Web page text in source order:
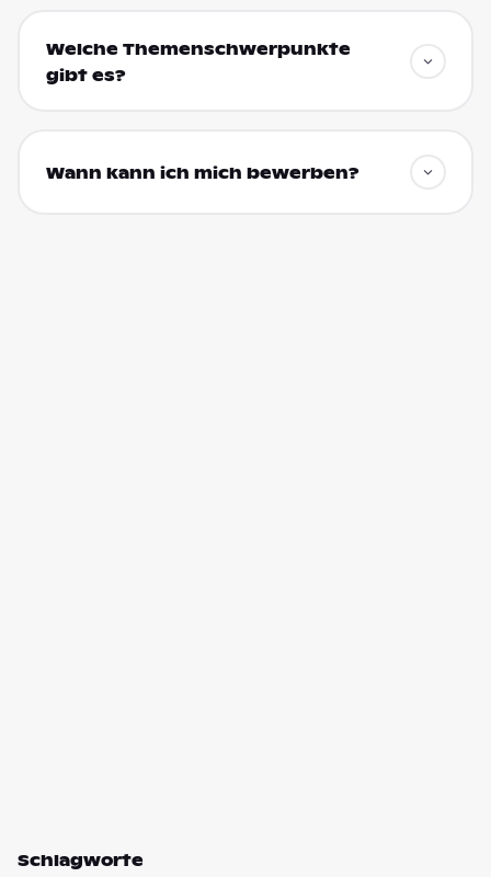
Welche Themenschwerpunkte
gibt es?
Wann kann ich mich bewerben?
Schlagworte